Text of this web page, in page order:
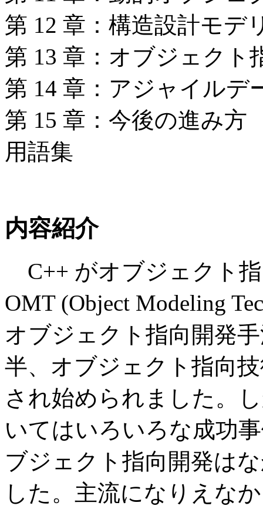
第 12 章：構造設計モデ
第 13 章：オブジェクト
第 14 章：アジャイルデ
第 15 章：今後の進み方
用語集
内容紹介
C++ がオブジェクト
OMT (Object Modeling
オブジェクト指向開発
半、オブジェクト指向
され始められました。
いてはいろいろな成功
ブジェクト指向開発は
した。主流になりえな